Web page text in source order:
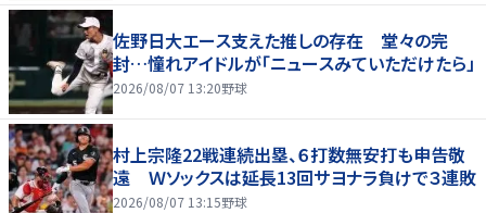
佐野日大エース支えた推しの存在 堂々の完
封…憧れアイドルが「ニュースみていただけたら」
2026/08/07 13:20野球
村上宗隆22戦連続出塁、６打数無安打も申告敬
遠 Ｗソックスは延長13回サヨナラ負けで３連敗
2026/08/07 13:15野球